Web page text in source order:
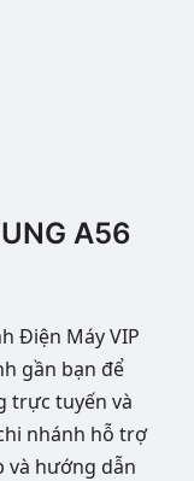
A56
Điện Máy VIP
gần bạn để
trực tuyến và
nhánh hỗ trợ
và hướng dẫn